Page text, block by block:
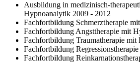
Ausbildung in medizinisch-
Hypnoanalytik 2009 - 2012
Fachfortbildung Schmerztherapie
Fachfortbildung Angsttherapie mit
Fachfortbildung Traumatherapie mit
Fachfortbildung
Fachfortbildung